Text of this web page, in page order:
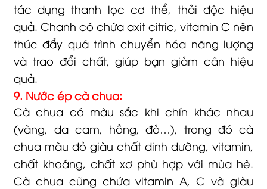
tác dụng thanh lọc cơ thể, thải độc hiệu
quả. Chanh có chứa axit citric, vitamin C nên
thúc đẩy quá trình chuyển hóa năng lượng
và trao đổi chất, giúp bạn giảm cân hiệu
quả.
9. Nước ép cà chua:
Cà chua có màu sắc khi chín khác nhau
(vàng, da cam, hồng, đỏ…), trong đó cà
chua màu đỏ giàu chất dinh dưỡng, vitamin,
chất khoáng, chất xơ phù hợp với mùa hè.
Cà chua cũng chứa vitamin A, C và giàu